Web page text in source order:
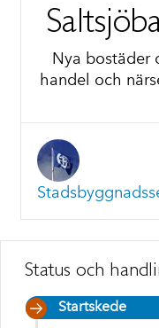
Nya bostäder
handel och
Status och
Startskede